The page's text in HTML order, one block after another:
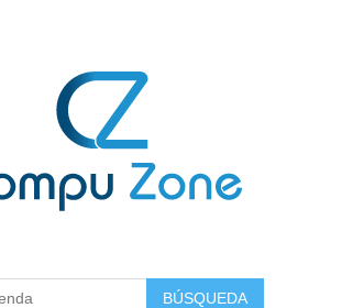
BÚSQUEDA